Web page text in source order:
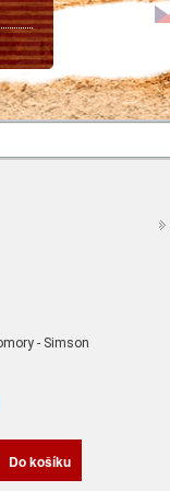
- Simson
Do košíku